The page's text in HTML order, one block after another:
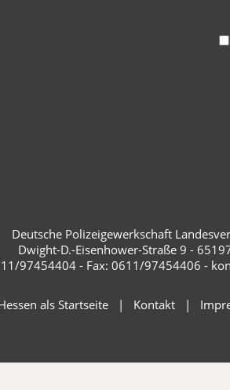
Deutsche Polizeigewerkschaft
Dwight-D.-Eisenhower-Straße 9 -
97454404 - Fax: 0611/97454406 -
als Startseite Kontakt